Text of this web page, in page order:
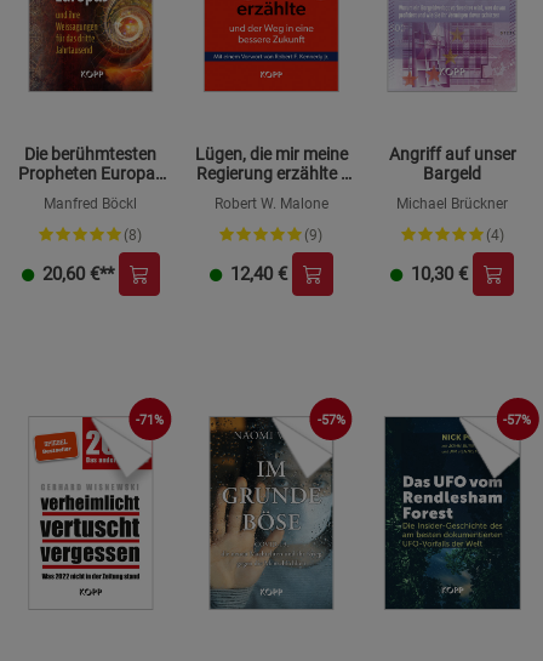
Die berühmtesten
Propheten Europas
Weissagungen für
das dritte
Jahrtausend
Manfred Böckl
(8)
20,60 €**
Lügen, die mir meine
Regierung erzählte -
bessere Zukunft
Robert W. Malone
(9)
12,40 €
Angriff auf unser
Bargeld
Michael Brückner
(4)
10,30 €
-71% -57% -57%